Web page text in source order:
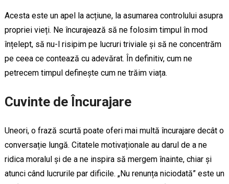
Acesta este un apel la acțiune, la asumarea controlului asupra
propriei vieți. Ne încurajează să ne folosim timpul în mod
înțelept, să nu-l risipim pe lucruri triviale și să ne concentrăm
pe ceea ce contează cu adevărat. În definitiv, cum ne
petrecem timpul definește cum ne trăim viața.
Cuvinte de Încurajare
Uneori, o frază scurtă poate oferi mai multă încurajare decât o
conversație lungă. Citatele motivaționale au darul de a ne
ridica moralul și de a ne inspira să mergem înainte, chiar și
atunci când lucrurile par dificile. „Nu renunța niciodată” este un